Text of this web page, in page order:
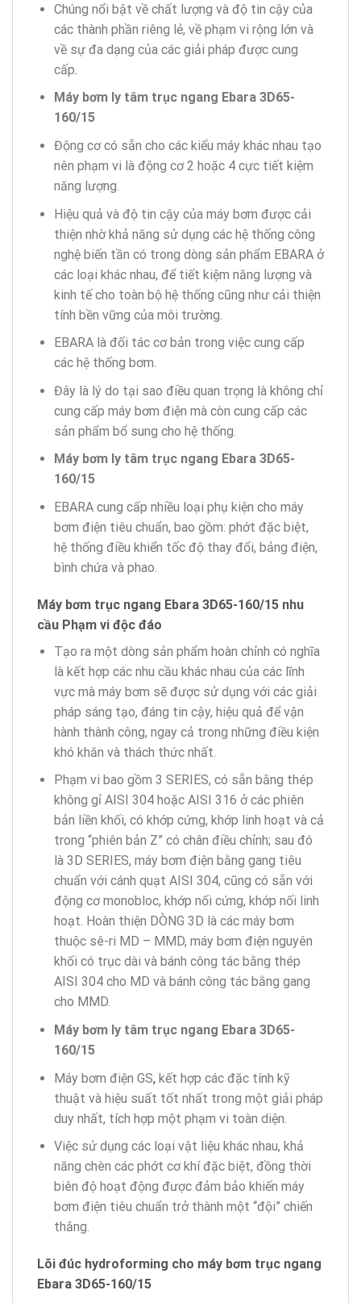
Chúng nổi bật về chất lượng và độ tin cậy của
các thành phần riêng lẻ, về phạm vi rộng lớn và
về sự đa dạng của các giải pháp được cung
cấp.
Máy bơm ly tâm trục ngang Ebara 3D65-
160/15
Động cơ có sẵn cho các kiểu máy khác nhau tạo
nên phạm vi là động cơ 2 hoặc 4 cực tiết kiệm
năng lượng.
Hiệu quả và độ tin cậy của máy bơm được cải
thiện nhờ khả năng sử dụng các hệ thống công
nghệ biến tần có trong dòng sản phẩm EBARA ở
các loại khác nhau, để tiết kiệm năng lượng và
kinh tế cho toàn bộ hệ thống cũng như cải thiện
tính bền vững của môi trường.
EBARA là đối tác cơ bản trong việc cung cấp
các hệ thống bơm.
Đây là lý do tại sao điều quan trọng là không chỉ
cung cấp máy bơm điện mà còn cung cấp các
sản phẩm bổ sung cho hệ thống.
Máy bơm ly tâm trục ngang Ebara 3D65-
160/15
EBARA cung cấp nhiều loại phụ kiện cho máy
bơm điện tiêu chuẩn, bao gồm: phớt đặc biệt,
hệ thống điều khiển tốc độ thay đổi, bảng điện,
bình chứa và phao.
Máy bơm trục ngang Ebara 3D65-160/15 nhu
cầu Phạm vi độc đáo
Tạo ra một dòng sản phẩm hoàn chỉnh có nghĩa
là kết hợp các nhu cầu khác nhau của các lĩnh
vực mà máy bơm sẽ được sử dụng với các giải
pháp sáng tạo, đáng tin cậy, hiệu quả để vận
hành thành công, ngay cả trong những điều kiện
khó khăn và thách thức nhất.
Phạm vi bao gồm 3 SERIES, có sẵn bằng thép
không gỉ AISI 304 hoặc AISI 316 ở các phiên
bản liền khối, có khớp cứng, khớp linh hoạt và cả
trong “phiên bản Z” có chân điều chỉnh; sau đó
là 3D SERIES, máy bơm điện bằng gang tiêu
chuẩn với cánh quạt AISI 304, cũng có sẵn với
động cơ monobloc, khớp nối cứng, khớp nối linh
hoạt. Hoàn thiện DÒNG 3D là các máy bơm
thuộc sê-ri MD – MMD, máy bơm điện nguyên
khối có trục dài và bánh công tác bằng thép
AISI 304 cho MD và bánh công tác bằng gang
cho MMD.
Máy bơm ly tâm trục ngang Ebara 3D65-
160/15
Máy bơm điện GS,kết hợp các đặc tính kỹ
thuật và hiệu suất tốt nhất trong một giải pháp
duy nhất, tích hợp một phạm vi toàn diện.
Việc sử dụng các loại vật liệu khác nhau, khả
năng chèn các phớt cơ khí đặc biệt, đồng thời
biên độ hoạt động được đảm bảo khiến máy
bơm điện tiêu chuẩn trở thành một “đội” chiến
thắng.
Lõi đúc hydroforming cho máy bơm trục ngang
Ebara 3D65-160/15